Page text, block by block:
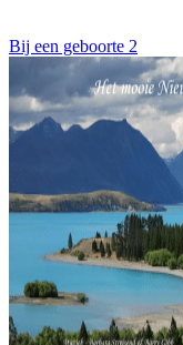
Bij een geboorte 2